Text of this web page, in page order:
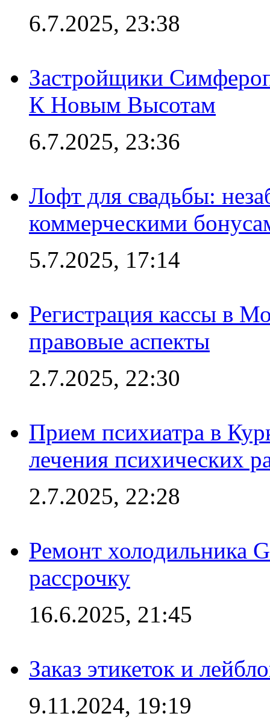
6.7.2025, 23:38
Застройщики
К Новым Высотам
6.7.2025, 23:36
Лофт для свадьбы:
коммерческими
5.7.2025, 17:14
Регистрация кассы в
правовые аспекты
2.7.2025, 22:30
Прием психиатра в
лечения психических
2.7.2025, 22:28
Ремонт холодильника
рассрочку
16.6.2025, 21:45
Заказ этикеток и
9.11.2024, 19:19